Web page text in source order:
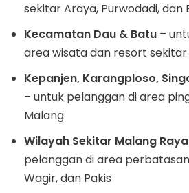
sekitar Araya, Purwodadi, dan
Kecamatan Dau & Batu –
area wisata dan resort
Kepanjen, Karangploso,
– untuk pelanggan di area
Malang
Wilayah Sekitar Malang Raya
pelanggan di area
Wagir, dan Pakis